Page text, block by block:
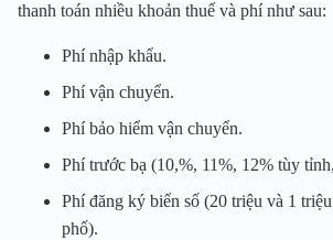
thanh toán nhiều khoản thuế và phí như sau:
Phí nhập khẩu.
Phí vận chuyển.
Phí bảo hiểm vận chuyển.
Phí trước bạ (10,%, 11%, 12% tùy
Phí đăng ký biển số (20 triệu và 1
phố).